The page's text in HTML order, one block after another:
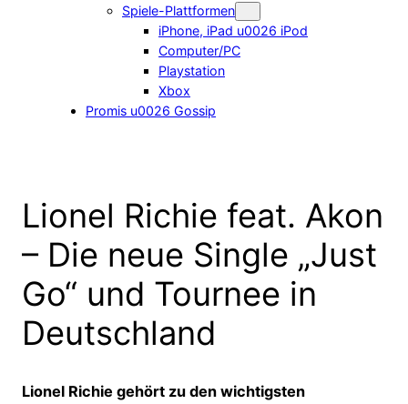
Spiele-Plattformen
iPhone, iPad u0026 iPod
Computer/PC
Playstation
Xbox
Promis u0026 Gossip
Lionel Richie feat. Akon
– Die neue Single „Just
Go“ und Tournee in
Deutschland
Lionel Richie gehört zu den wichtigsten